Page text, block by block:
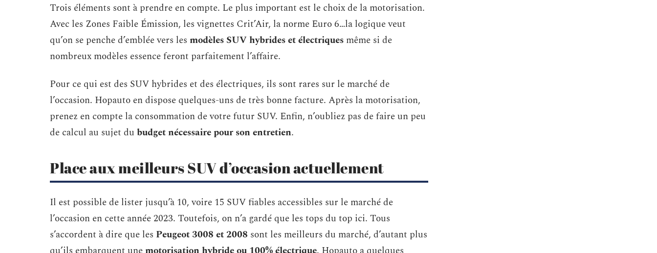
Trois éléments sont à prendre en compte. Le plus important est le choix de la motorisation.
Avec les Zones Faible Émission, les vignettes Crit’Air, la norme Euro 6…la logique veut
qu’on se penche d’emblée vers les modèles SUV hybrides et électriques même si de
nombreux modèles essence feront parfaitement l’affaire.
Pour ce qui est des SUV hybrides et des électriques, ils sont rares sur le marché de
l’occasion. Hopauto en dispose quelques-uns de très bonne facture. Après la motorisation,
prenez en compte la consommation de votre futur SUV. Enfin, n’oubliez pas de faire un peu
de calcul au sujet du budget nécessaire pour son entretien.
Place aux meilleurs SUV d’occasion actuellement
Il est possible de lister jusqu’à 10, voire 15 SUV fiables accessibles sur le marché de
l’occasion en cette année 2023. Toutefois, on n’a gardé que les tops du top ici. Tous
s’accordent à dire que les Peugeot 3008 et 2008 sont les meilleurs du marché, d’autant plus